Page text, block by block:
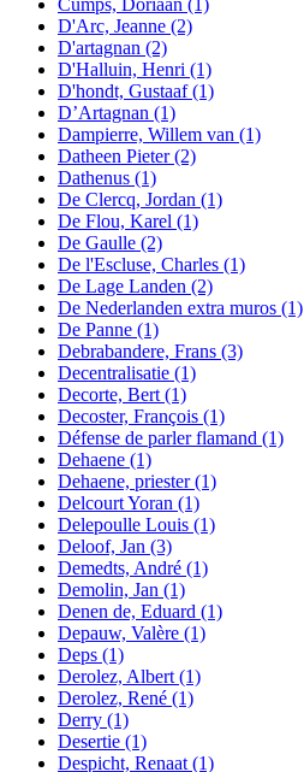
Cumps, Doriaan (1)
D'Arc, Jeanne (2)
D'artagnan (2)
D'Halluin, Henri (1)
D'hondt, Gustaaf(1)
D’Artagnan (1)
Dampierre, Willem van (1)
Datheen Pieter(2)
Dathenus (1)
De Clercq, Jordan (1)
De Flou, Karel (1)
De Gaulle (2)
De l'Escluse, Charles (1)
De Lage Landen (2)
De Nederlanden extra muros (1)
De Panne (1)
Debrabandere, Frans (3)
Decentralisatie (1)
Decorte, Bert (1)
Decoster, François (1)
Défense de parler flamand (1)
Dehaene (1)
Dehaene, priester(1)
Delcourt Yoran (1)
Delepoulle Louis (1)
Deloof, Jan (3)
Demedts, André (1)
Demolin, Jan (1)
Denen de, Eduard (1)
Depauw, Valère (1)
Deps (1)
Derolez, Albert (1)
Derolez, René (1)
Derry (1)
Desertie (1)
Despicht, Renaat (1)